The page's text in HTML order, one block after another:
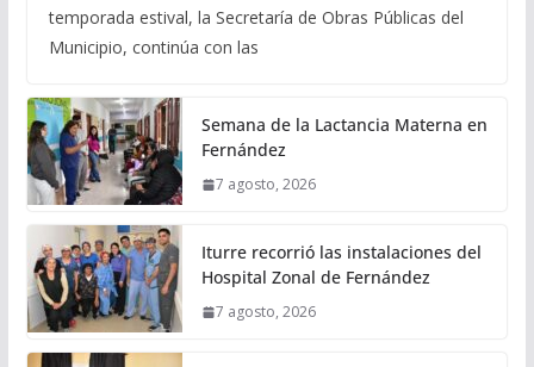
temporada estival, la Secretaría de Obras Públicas del
Municipio, continúa con las
Semana de la Lactancia Materna en
Fernández
7 agosto, 2026
Iturre recorrió las instalaciones del
Hospital Zonal de Fernández
7 agosto, 2026